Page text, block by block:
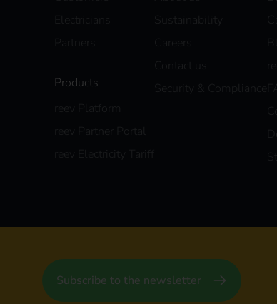
Products
Subscribe to the newsletter